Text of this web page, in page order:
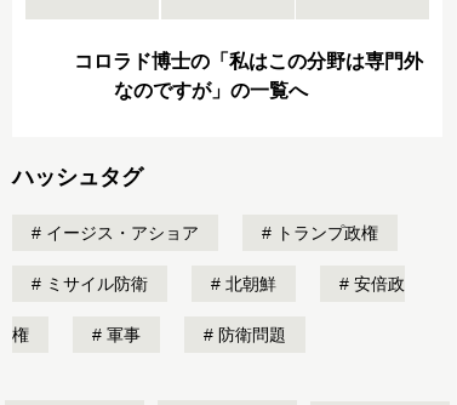
コロラド博士の「私はこの分野は専門外
なのですが」の一覧へ
ハッシュタグ
イージス・アショア トランプ政権
ミサイル防衛 北朝鮮 安倍政
権 軍事 防衛問題